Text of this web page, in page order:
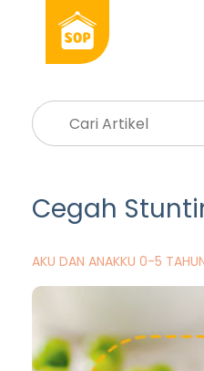
Cegah
AKU DAN ANAKKU 0-5